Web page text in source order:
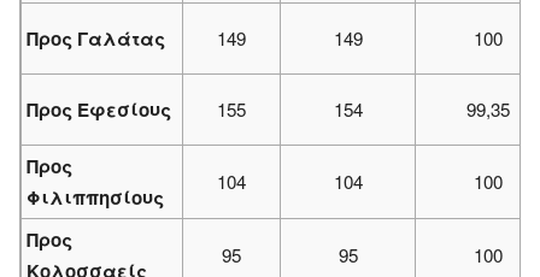
Προς Γαλάτας 149 149 100
Προς Εφεσίους 155 154 99,35
Προς
Φιλιππησίους
104 104 100
Προς
Κολοσσαείς
95 95 100